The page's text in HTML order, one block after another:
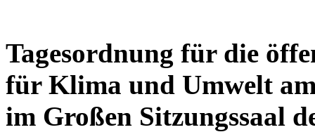
Tagesordnung für die
für Klima und Umwelt
im Großen Sitzungssaal